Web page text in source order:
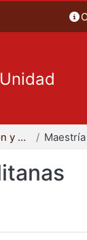
Maestría en Planeación y Políticas Metropolitanas